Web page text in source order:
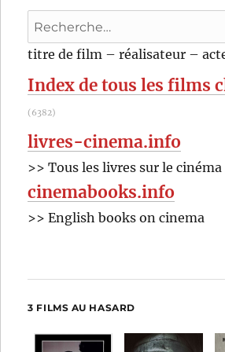
Recherche
pour
titre de film – réalisateur –
Index de tous les films
(6382)
livres-cinema.info
>> Tous les livres sur le cinéma
cinemabooks.info
>> English books on cinema
3 FILMS AU HASARD